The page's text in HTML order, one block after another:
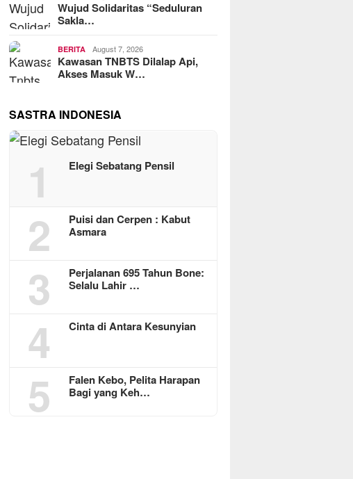
Wujud Solidaritas “Seduluran
Sakla…
BERITA August 7, 2026
Kawasan TNBTS Dilalap Api,
Akses Masuk W…
SASTRA INDONESIA
1 Elegi Sebatang Pensil
2
Puisi dan Cerpen : Kabut
Asmara
3
Perjalanan 695 Tahun Bone:
Selalu Lahir …
4 Cinta di Antara Kesunyian
5
Falen Kebo, Pelita Harapan
Bagi yang Keh…